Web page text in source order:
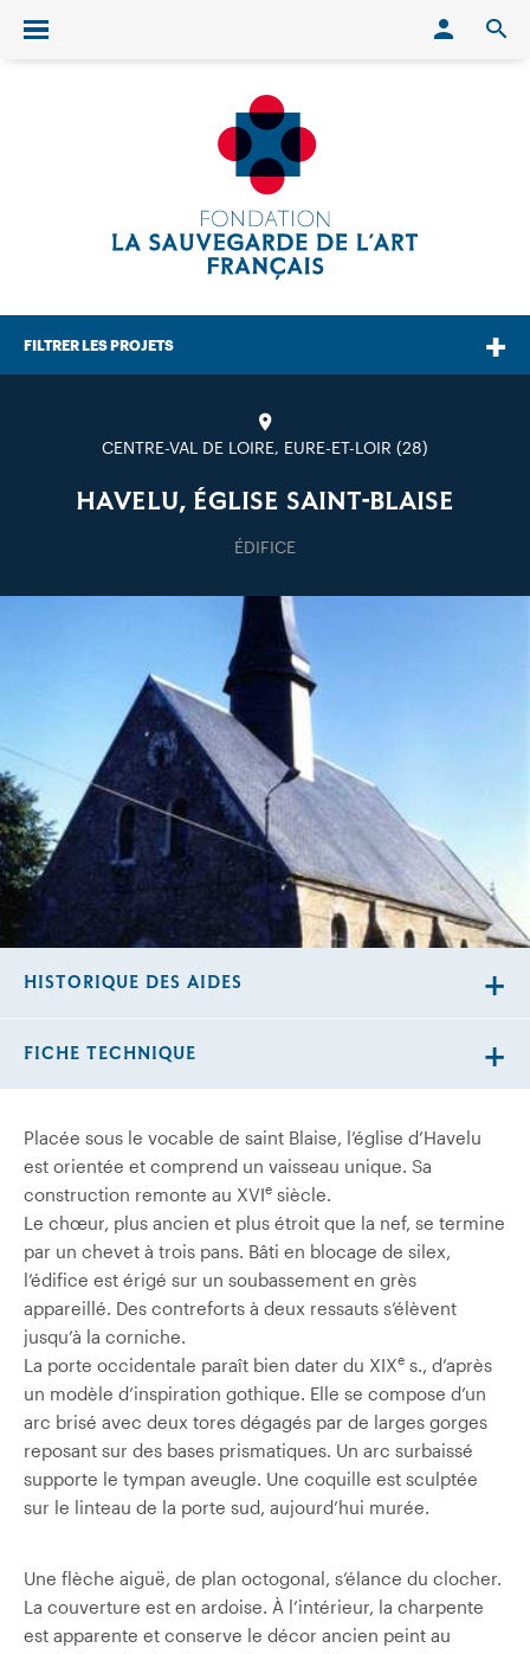
Ouvrir/fermer le menu
FILTRER LES PROJETS
CENTRE-VAL DE LOIRE, EURE-ET-LOIR (28)
HAVELU, ÉGLISE SAINT-BLAISE
ÉDIFICE
Placée sous le vocable de saint Blaise, l’église d’Havelu
est orientée et comprend un vaisseau unique. Sa
construction remonte au XVIe siècle.
Le chœur, plus ancien et plus étroit que la nef, se termine
par un chevet à trois pans. Bâti en blocage de silex,
l’édifice est érigé sur un soubassement en grès
appareillé. Des contreforts à deux ressauts s’élèvent
jusqu’à la corniche.
La porte occidentale paraît bien dater du XIXe s., d’après
un modèle d’inspiration gothique. Elle se compose d’un
arc brisé avec deux tores dégagés par de larges gorges
reposant sur des bases prismatiques. Un arc surbaissé
supporte le tympan aveugle. Une coquille est sculptée
sur le linteau de la porte sud, aujourd’hui murée.
Une flèche aiguë, de plan octogonal, s’élance du clocher.
La couverture est en ardoise. À l’intérieur, la charpente
est apparente et conserve le décor ancien peint au
HISTORIQUE DES AIDES
FICHE TECHNIQUE